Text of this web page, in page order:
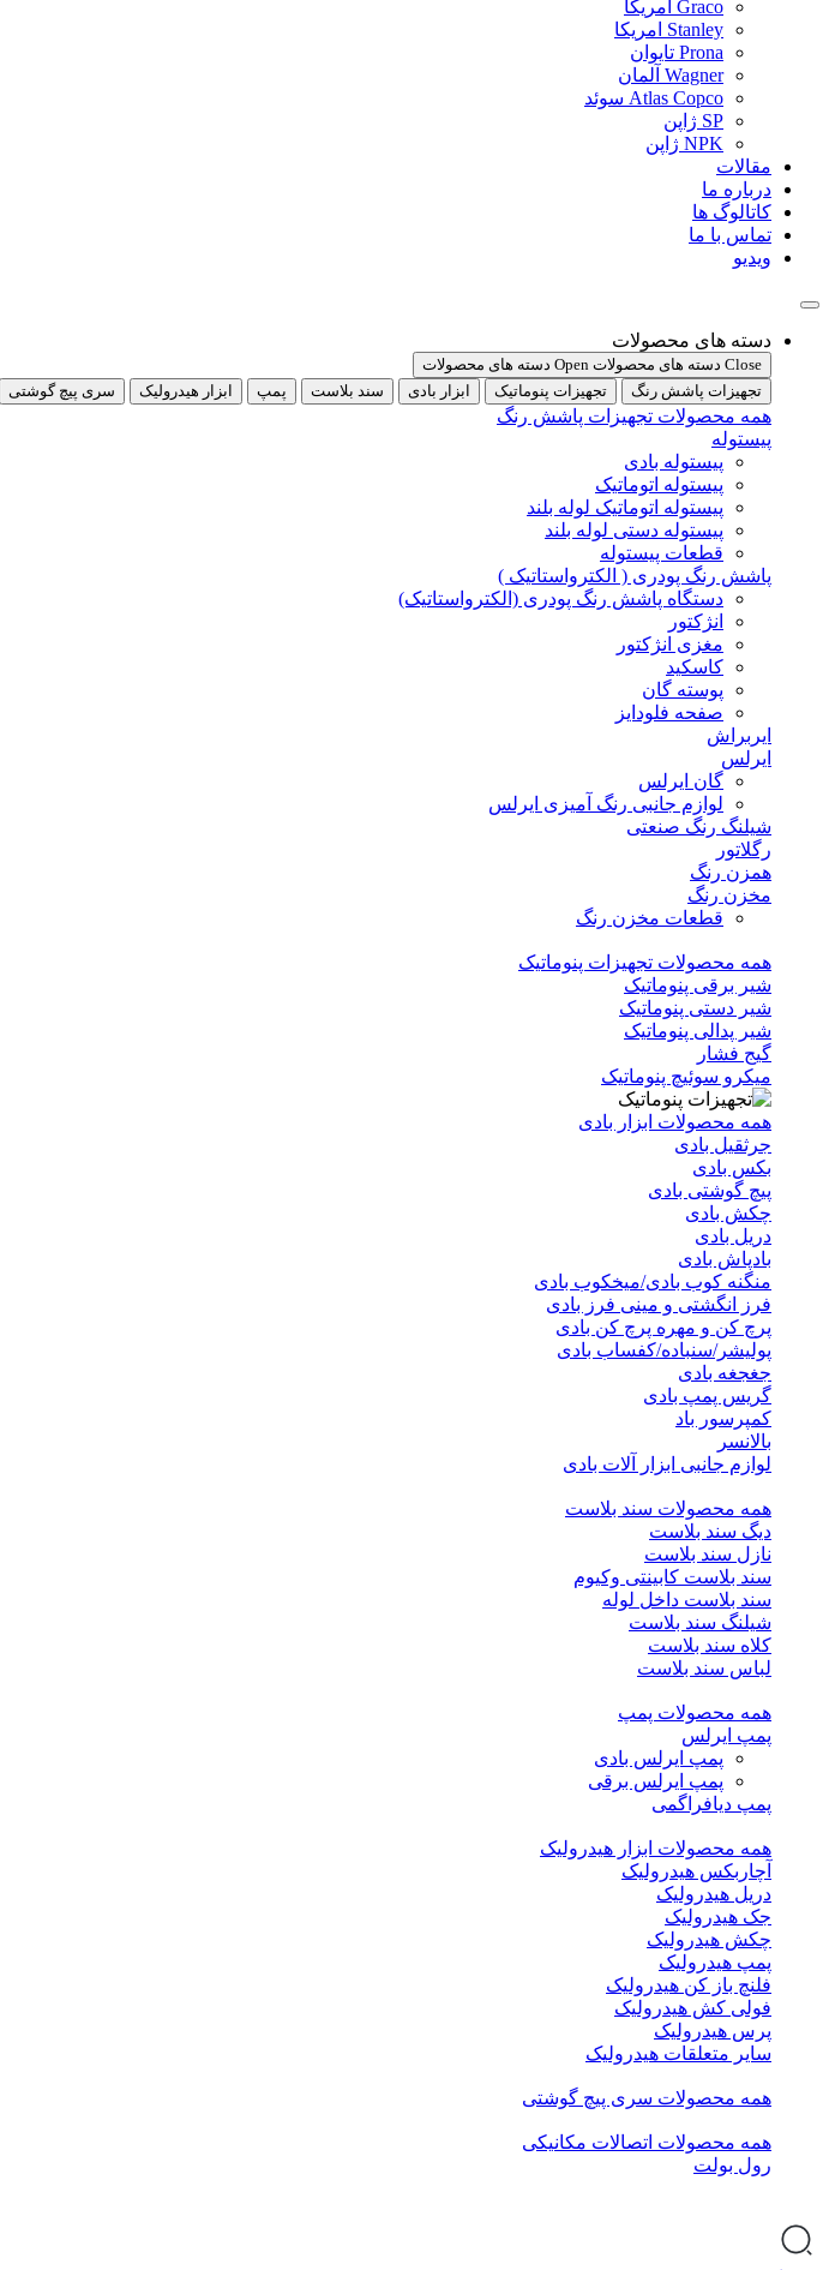
Graco امریکا
Stanley امریکا
Prona تایوان
Wagner آلمان
Atlas Copco سوئد
SP ژاپن
NPK ژاپن
مقالات
درباره ما
کاتالوگ ها
تماس با ما
ویدیو
دسته های محصولات
Close دسته های محصولات
Open دسته های محصولات
تجهیزات پاشش رنگ
تجهیزات پنوماتیک ابزار بادی سند بلاست پمپ ابزار هیدرولیک سری پیچ گوشتی
همه محصولات تجهیزات پاشش رنگ
پیستوله
پیستوله بادی
پیستوله اتوماتیک
پیستوله اتوماتیک لوله بلند
پیستوله دستی لوله بلند
قطعات پیستوله
پاشش رنگ پودری ( الکترواستاتیک )
دستگاه پاشش رنگ پودری (الکترواستاتیک)
انژکتور
مغزی انژکتور
کاسکید
پوسته گان
صفحه فلودایز
ایربراش
ایرلس
گان ایرلس
لوازم جانبی رنگ آمیزی ایرلس
شیلنگ رنگ صنعتی
رگلاتور
همزن رنگ
مخزن رنگ
قطعات مخزن رنگ
همه محصولات تجهیزات پنوماتیک
شیر برقی پنوماتیک
شیر دستی پنوماتیک
شیر پدالی پنوماتیک
گیج فشار
میکرو سوئیچ پنوماتیک
همه محصولات ابزار بادی
جرثقیل بادی
بکس بادی
پیچ گوشتی بادی
چکش بادی
دریل بادی
بادپاش بادی
منگنه کوب بادی/میخکوب بادی
فرز انگشتی و مینی فرز بادی
پرچ کن و مهره پرچ کن بادی
پولیشر/سنباده/کفساب بادی
جغجغه بادی
گریس پمپ بادی
کمپرسور باد
بالانسر
لوازم جانبی ابزار آلات بادی
همه محصولات سند بلاست
دیگ سند بلاست
نازل سند بلاست
سند بلاست کابینتی وکیوم
سند بلاست داخل لوله
شیلنگ سند بلاست
کلاه سند بلاست
لباس سند بلاست
همه محصولات پمپ
پمپ ایرلس
پمپ ایرلس بادی
پمپ ایرلس برقی
پمپ دیافراگمی
همه محصولات ابزار هیدرولیک
آچاربکس هیدرولیک
دریل هیدرولیک
جک هیدرولیک
چکش هیدرولیک
پمپ هیدرولیک
فلنچ باز کن هیدرولیک
فولی کش هیدرولیک
پرس هیدرولیک
سایر متعلقات هیدرولیک
همه محصولات سری پیچ گوشتی
همه محصولات اتصالات مکانیکی
رول بولت